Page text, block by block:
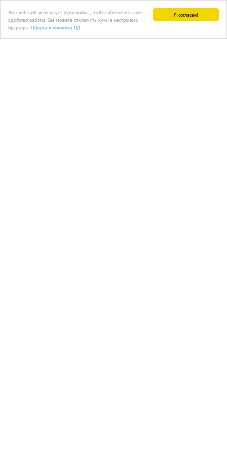
Я согласен!
Этот веб-сайт использует куки-файлы, чтобы обеспечить вам
удобство работы. Вы можете отключить куки в настройках
браузера. Оферта и политика ПД